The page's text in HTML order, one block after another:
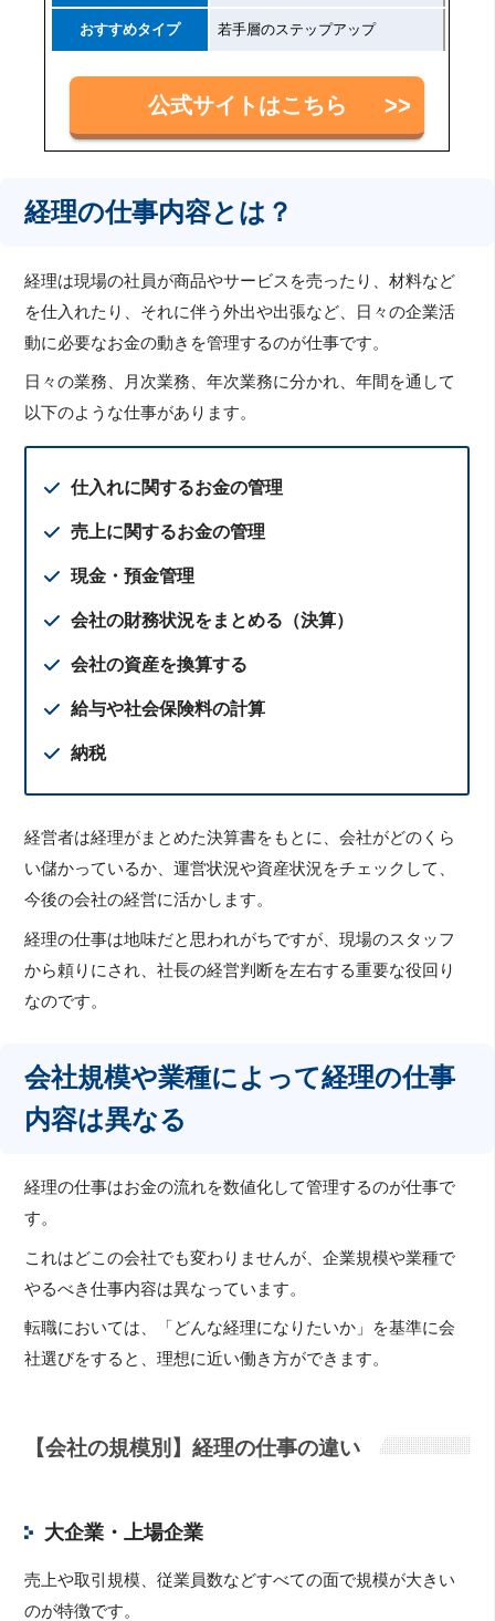
おすすめタイプ 若手層のステップアップ
公式サイトはこちら
経理の仕事内容とは？
経理は現場の社員が商品やサービスを売ったり、材料など
を仕入れたり、それに伴う外出や出張など、日々の企業活
動に必要なお金の動きを管理するのが仕事です。
日々の業務、月次業務、年次業務に分かれ、年間を通して
以下のような仕事があります。
仕入れに関するお金の管理
売上に関するお金の管理
現金・預金管理
会社の財務状況をまとめる（決算）
会社の資産を換算する
給与や社会保険料の計算
納税
経営者は経理がまとめた決算書をもとに、会社がどのくら
い儲かっているか、運営状況や資産状況をチェックして、
今後の会社の経営に活かします。
経理の仕事は地味だと思われがちですが、現場のスタッフ
から頼りにされ、社長の経営判断を左右する重要な役回り
なのです。
会社規模や業種によって経理の仕事
内容は異なる
経理の仕事はお金の流れを数値化して管理するのが仕事で
す。
これはどこの会社でも変わりませんが、企業規模や業種で
やるべき仕事内容は異なっています。
転職においては、「どんな経理になりたいか」を基準に会
社選びをすると、理想に近い働き方ができます。
【会社の規模別】経理の仕事の違い
大企業・上場企業
売上や取引規模、従業員数などすべての面で規模が大きい
のが特徴です。